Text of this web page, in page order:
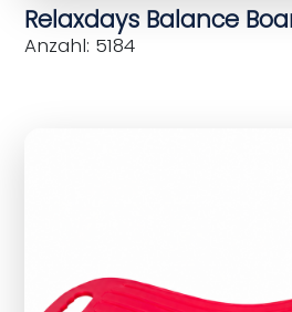
Relaxdays Balance
Anzahl: 5184